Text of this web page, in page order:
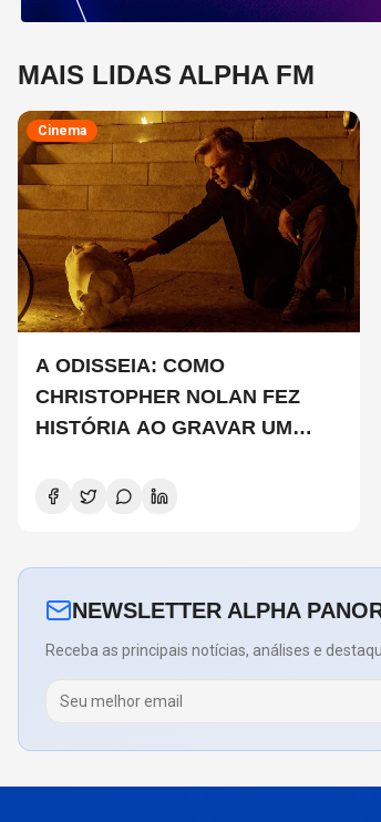
MAIS LIDAS ALPHA FM
Cinema
A ODISSEIA: COMO
CHRISTOPHER NOLAN FEZ
HISTÓRIA AO GRAVAR UM
E O QUE ISSO SIGNIFICA
NEWSLETTER ALPHA
Receba as principais notícias, análises e